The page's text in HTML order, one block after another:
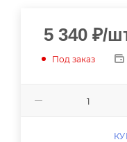
5 340 ₽/
Под заказ